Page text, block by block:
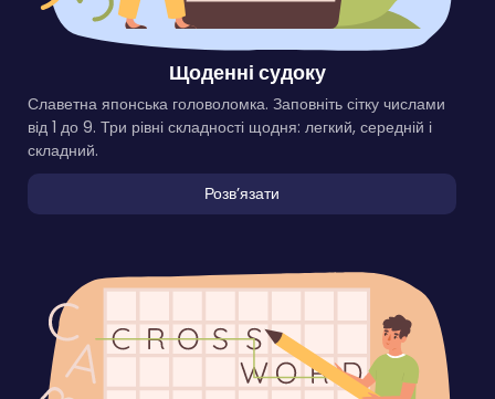
Щоденні судоку
Славетна японська головоломка. Заповніть сітку числами
від 1 до 9. Три рівні складності щодня: легкий, середній і
складний.
Розвʼязати